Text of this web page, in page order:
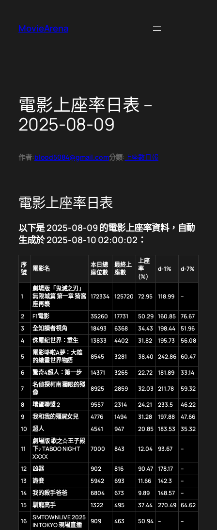
MovieArena
電影上座率日表 –
2025-08-09
作者:blood5084@gmail.com分類: 上座數日報
電影上座率日表
以下是 2025-08-09 的電影上座率資料，自動
生成於 2025-08-10 02:00:02：
序
號
電影名
本日總
座位數
最終上
座數
上座
率
(%)
d-1% d-7%
1
劇場版「鬼滅之刃」
無限城篇 第一章 猗窩
座再襲
172334 125720 72.95 118.99 –
2 F1電影 35260 17731 50.29 160.85
76.67
3
全知讀者視角 18493 6368 34.43 198.44
51.96
4
侏羅紀世界：重生 13833 4402 31.82 195.73
56.08
5
電影哆啦A夢：大雄
的繪畫世界物語
8545 3281 38.40 242.86 60.47
6
驚奇4超人：第一步 14371 3265 22.72 181.89
33.14
7
名偵探柯南 獨眼的殘
像
8925 2859 32.03 211.78
59.32
8
壞蛋聯盟 2 9557 2314 24.21 233.5
46.22
9
我和我的殭屍女兒 4776 1494 31.28 197.88
47.66
10
超人 4541 947 20.85 183.53 35.32
11
劇場版 歌之☆王子殿
下♪ TABOO NIGHT
XXXX
7000 843 12.04 93.67 –
12 凶器 902 816 90.47 178.17
–
13
詭妾 5942 693 11.66 142.3
–
14
我的殺手爸爸 6804 673 9.89 148.57
–
15
馴龍高手 1322 495 37.44 270.49 64.62
16
SMTOWN LIVE 2025
IN TOKYO 現場直播
909 463 50.94 –
–